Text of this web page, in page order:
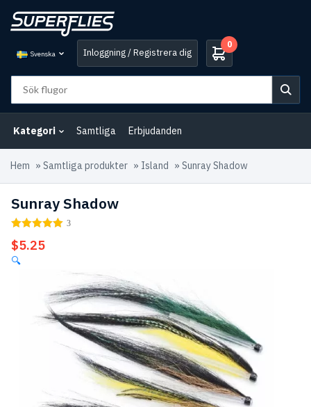
Svenska Inloggning / Registrera dig
0
Kategori Samtliga Erbjudanden
Hem » Samtliga produkter » Island » Sunray Shadow
Sunray Shadow
3
$5.25
🔍